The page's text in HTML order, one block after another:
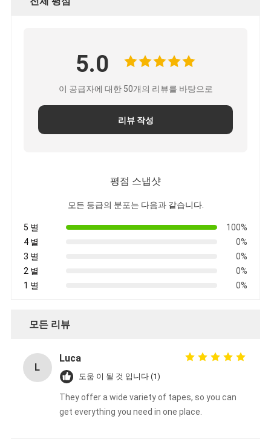
폴리 이미드 필름 접착 테이프
알루미늄 호일 접착 테이프
알루미늄 호일 유리천 테이프
알루미늄 호일 유리 섬유
포일 배경막 테이프
직물 접착 테이프
두 배의 측면 접착 테이프
5.0
이 공급자에 대한 50개의 리뷰를 바탕으로
리뷰 작성
평점 스냅샷
모든 등급의 분포는 다음과 같습니다.
5 별
100%
4 별
0%
3 별
0%
2 별
0%
1 별
0%
모든 리뷰
L
Luca
도움 이 될 것 입니다 (1)
They offer a wide variety of tapes, so you can
get everything you need in one place.